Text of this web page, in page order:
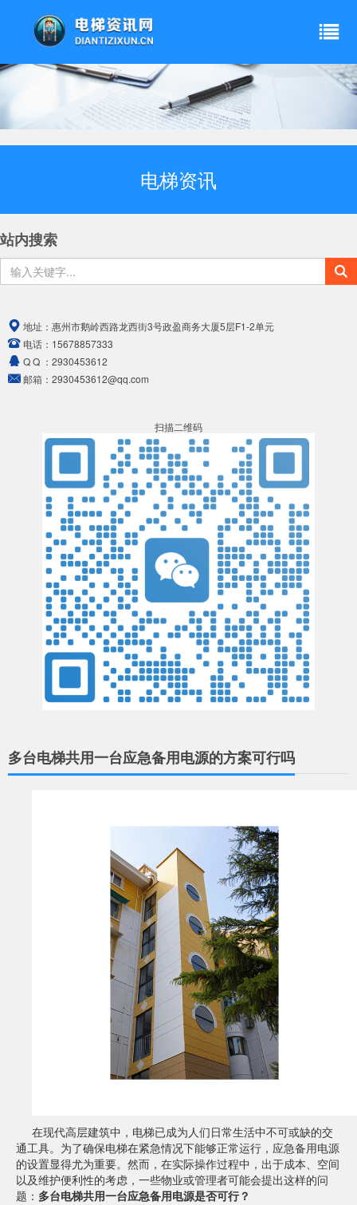
电梯资讯
站内搜索
地址： 惠州市鹅岭西路龙西街3号政盈商务大厦5层F1-2单元
电话： 15678857333
Q Q ： 2930453612
邮箱： 2930453612@qq.com
扫描二维码
多台电梯共用一台应急备用电源的方案可行吗
在现代高层建筑中，电梯已成为人们日常生活中不可或缺的交
通工具。为了确保电梯在紧急情况下能够正常运行，应急备用电源
的设置显得尤为重要。然而，在实际操作过程中，出于成本、空间
以及维护便利性的考虑，一些物业或管理者可能会提出这样的问
题： 多台电梯共用一台应急备用电源是否可行？